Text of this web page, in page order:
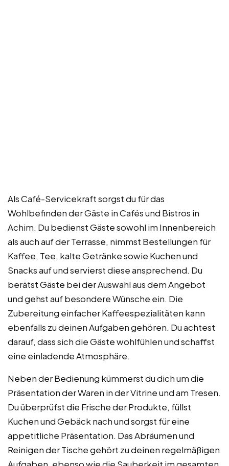
Als Café-Servicekraft sorgst du für das
Wohlbefinden der Gäste in Cafés und Bistros in
Achim. Du bedienst Gäste sowohl im Innenbereich
als auch auf der Terrasse, nimmst Bestellungen für
Kaffee, Tee, kalte Getränke sowie Kuchen und
Snacks auf und servierst diese ansprechend. Du
berätst Gäste bei der Auswahl aus dem Angebot
und gehst auf besondere Wünsche ein. Die
Zubereitung einfacher Kaffeespezialitäten kann
ebenfalls zu deinen Aufgaben gehören. Du achtest
darauf, dass sich die Gäste wohlfühlen und schaffst
eine einladende Atmosphäre.
Neben der Bedienung kümmerst du dich um die
Präsentation der Waren in der Vitrine und am Tresen.
Du überprüfst die Frische der Produkte, füllst
Kuchen und Gebäck nach und sorgst für eine
appetitliche Präsentation. Das Abräumen und
Reinigen der Tische gehört zu deinen regelmäßigen